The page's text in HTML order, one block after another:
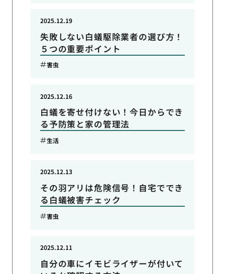
失敗しない白蟻駆除業者の選び方！
５つの重要ポイント
2025.12.19
害虫
白蟻を寄せ付けない！今日からでき
る予防策と家の管理法
2025.12.16
生活
その羽アリは危険信号！自宅ででき
る白蟻被害チェック
2025.12.13
害虫
自分の車にイモビライザーが付いて
2025.12.11